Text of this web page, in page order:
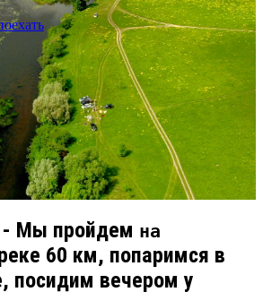
- Мы пройдем на
60 км, попаримся в
посидим вечером у